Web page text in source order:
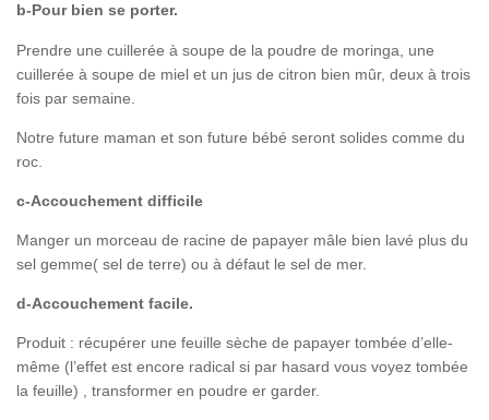
b-Pour bien se porter.
Prendre une cuillerée à soupe de la poudre de moringa, une
cuillerée à soupe de miel et un jus de citron bien mûr, deux à trois
fois par semaine.
Notre future maman et son future bébé seront solides comme du
roc.
c-Accouchement difficile
Manger un morceau de racine de papayer mâle bien lavé plus du
sel gemme( sel de terre) ou à défaut le sel de mer.
d-Accouchement facile.
Produit : récupérer une feuille sèche de papayer tombée d’elle-
même (l’effet est encore radical si par hasard vous voyez tombée
la feuille) , transformer en poudre er garder.